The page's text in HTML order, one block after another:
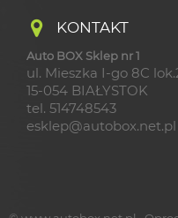
KONTAKT
Auto BOX Sklep nr 1
ul. Mieszka I-go 8C
15-054 BIAŁYSTOK
tel. 514748543
esklep@autobox.net.pl